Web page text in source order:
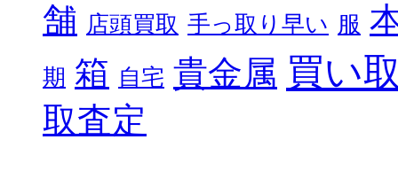
舗 店頭買取 手っ取り早い 服
期 箱 自宅 貴金属 買い
取査定